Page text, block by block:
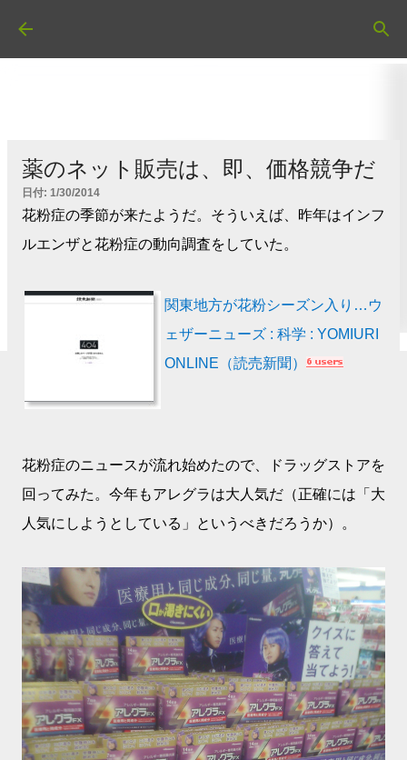
薬のネット販売は、即、価格競争だ
日付: 1/30/2014
花粉症の季節が来たようだ。そういえば、昨年はインフ
ルエンザと花粉症の動向調査をしていた。
関東地方が花粉シーズン入り…ウ
ェザーニューズ : 科学 : YOMIURI
ONLINE（読売新聞）
花粉症のニュースが流れ始めたので、ドラッグストアを
回ってみた。今年もアレグラは大人気だ（正確には「大
人気にしようとしている」というべきだろうか）。